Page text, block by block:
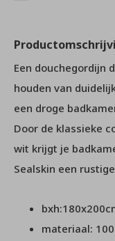
Een douchegordijn
houden van
een droge
Door de klassieke
wit krijgt je
Sealskin een
materiaal: